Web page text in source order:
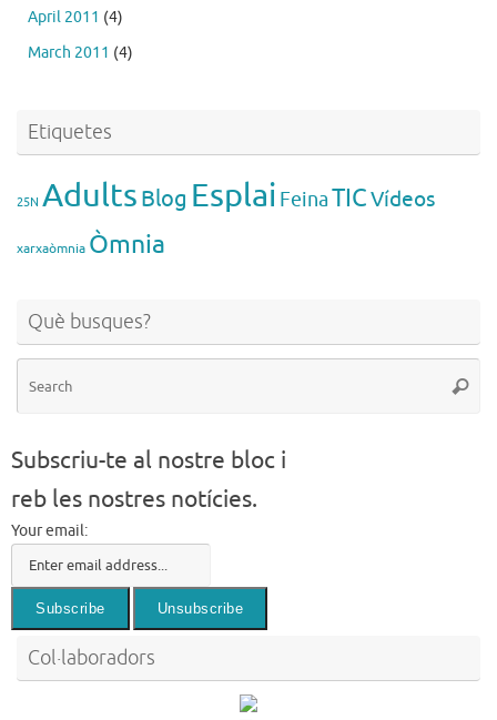
April 2011 (4)
March 2011 (4)
Etiquetes
25N AdultsBlog Esplai FeinaTICVídeos
xarxaòmnia Òmnia
Què busques?
Subscriu-te al nostre bloc i
reb les nostres notícies.
Your email:
Col·laboradors